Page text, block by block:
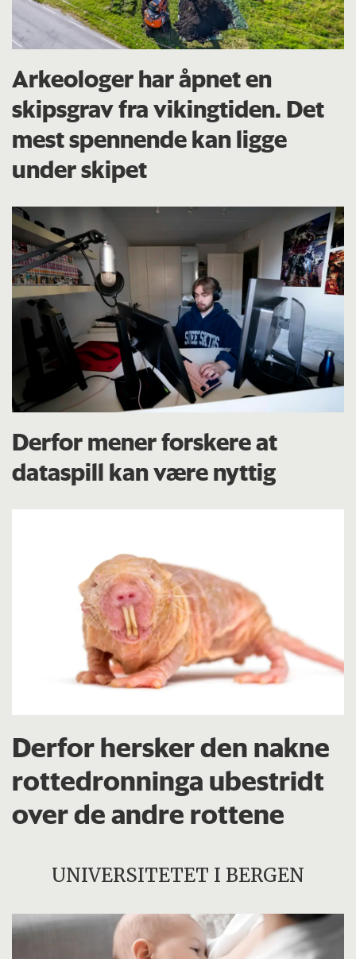
Arkeologer har åpnet en
skipsgrav fra vikingtiden. Det
mest spennende kan ligge
under skipet
Derfor mener forskere at
dataspill kan være nyttig
Derfor hersker den nakne
rottedronninga ubestridt
over de andre rottene
UNIVERSITETET I BERGEN